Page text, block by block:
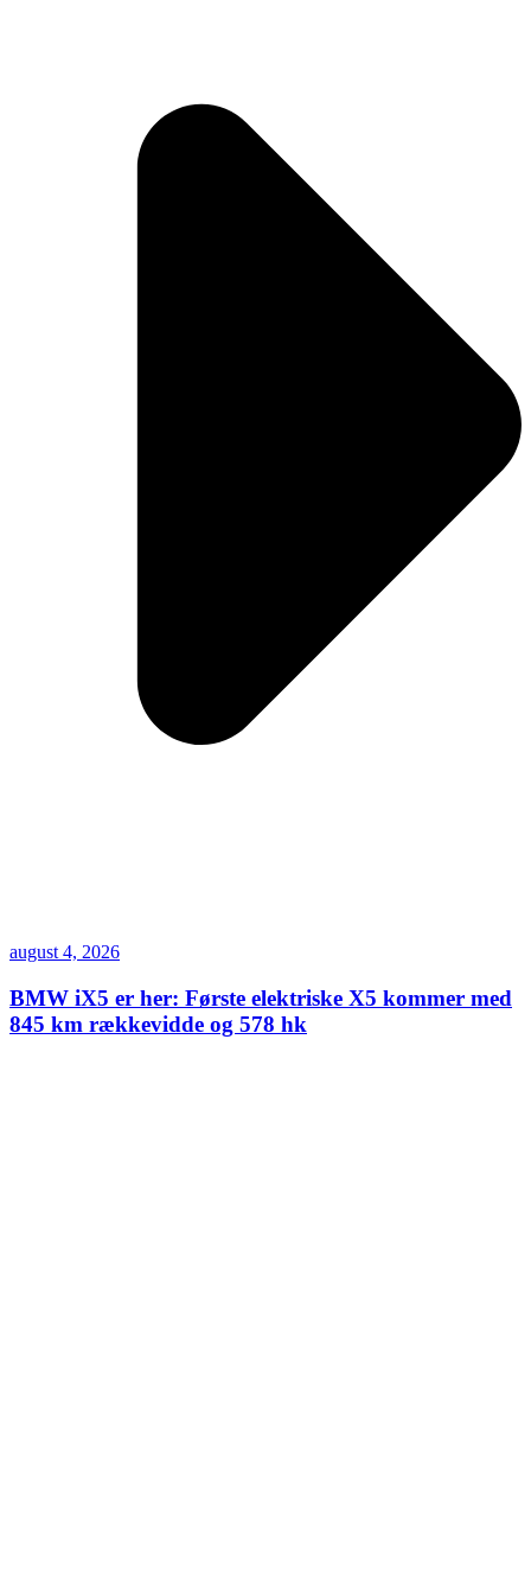
august 4, 2026
BMW iX5 er her: Første elektriske X5 kommer med
845 km rækkevidde og 578 hk